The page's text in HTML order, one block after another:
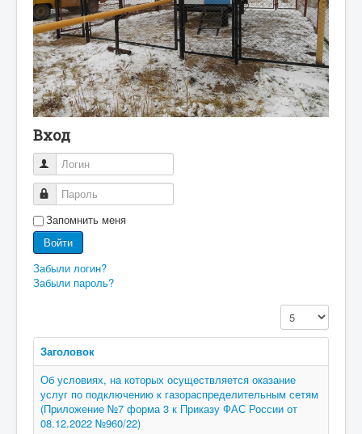
Вход
Логин
Пароль
Запомнить меня
Войти
Забыли логин?
Забыли пароль?
Кол-во строк:
Заголовок
Об условиях, на которых осуществляется оказание
услуг по подключению к газораспределительным сетям
(Приложение №7 форма 3 к Приказу ФАС России от
08.12.2022 №960/22)